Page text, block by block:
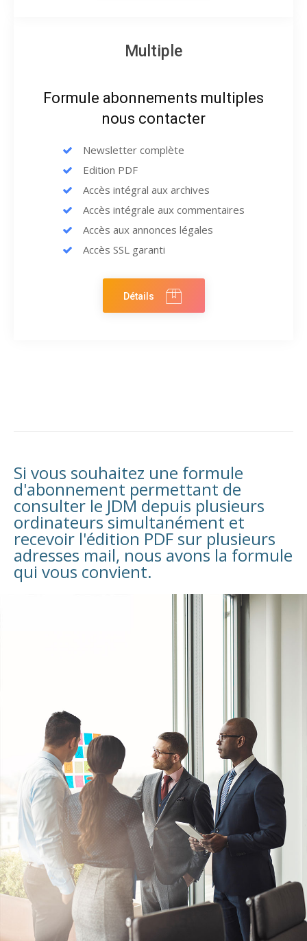
Multiple
Formule abonnements multiples
nous contacter
Newsletter complète
Edition PDF
Accès intégral aux archives
Accès intégrale aux commentaires
Accès aux annonces légales
Accès SSL garanti
Détails
Si vous souhaitez une formule
d'abonnement permettant de
consulter le JDM depuis plusieurs
ordinateurs simultanément et
recevoir l'édition PDF sur plusieurs
adresses mail, nous avons la formule
qui vous convient.